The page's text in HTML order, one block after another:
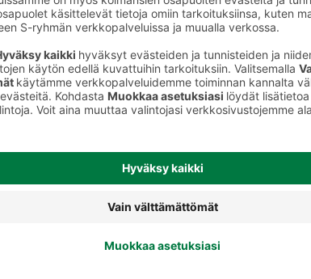
Lataa S-ostoslista-sovellus
Palvelut
Käteistä kassalta S-Etukortilla